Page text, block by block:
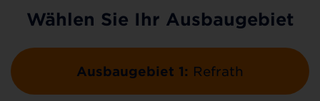
Wählen Sie Ihr Ausbaugebiet
Ausbaugebiet 1: Refrath